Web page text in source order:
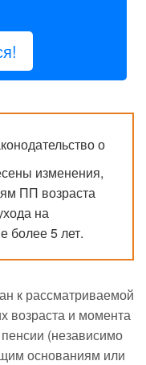
о
изменения,
ПП возраста
на
более 5 лет.
к рассматриваемой
возраста и момента
(независимо
основаниям или